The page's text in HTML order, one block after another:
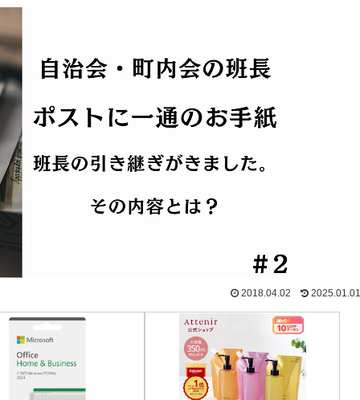
2018.04.02 2025.01.01